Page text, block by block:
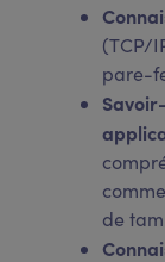
(TCP/
pare-
de